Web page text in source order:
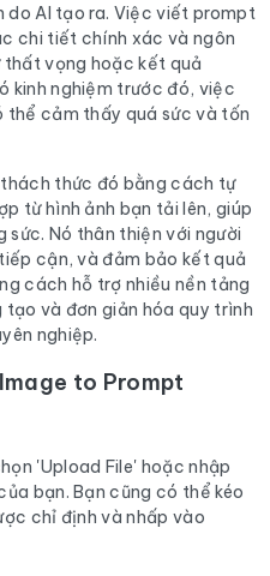
do AI tạo ra. Việc viết prompt
chi tiết chính xác và ngôn
thất vọng hoặc kết quả
kinh nghiệm trước đó, việc
cảm thấy quá sức và tốn
thức đó bằng cách tự
từ hình ảnh bạn tải lên, giúp
Nó thân thiện với người
cận, và đảm bảo kết quả
cách hỗ trợ nhiều nền tảng
tạo và đơn giản hóa quy trình
nghiệp.
to Prompt
'Upload File' hoặc nhập
bạn. Bạn cũng có thể kéo
chỉ định và nhấp vào